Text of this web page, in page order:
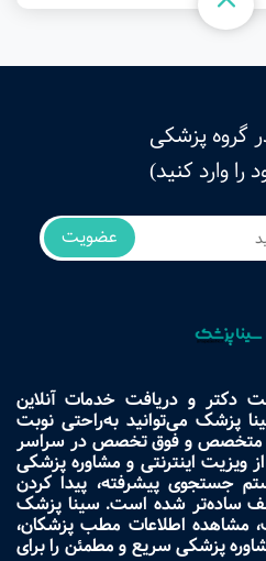
گروه پزشکی
را وارد کنید)
عضویت
دکتر و دریافت خدمات آنلاین
پزشک می‌توانید به‌راحتی نوبت
متخصص و فوق تخصص در سراسر
ویزیت اینترنتی و مشاوره پزشکی
جستجوی پیشرفته، پیدا کردن
ساده‌تر شده است. سینا پزشک
مشاهده اطلاعات مطب پزشکان،
پزشکی سریع و مطمئن را برای